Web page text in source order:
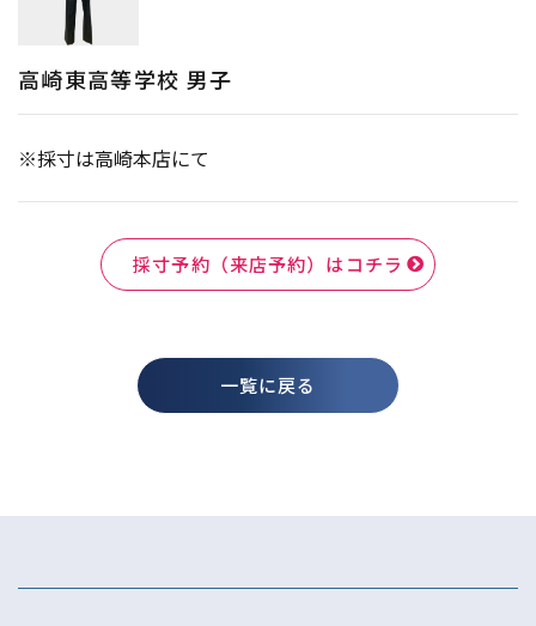
高崎東高等学校 男子
※採寸は高崎本店にて
採寸予約（来店予約）はコチラ
一覧に戻る